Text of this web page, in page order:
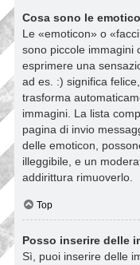
Cosa sono le
Le «emoticon» o
sono piccole immagini
esprimere una
ad es. :) significa
trasforma
immagini. La lista
pagina di invio
delle emoticon,
illeggibile, e un
addirittura rimuoverlo.
Top
Posso inserire delle
Sì, puoi inserire delle